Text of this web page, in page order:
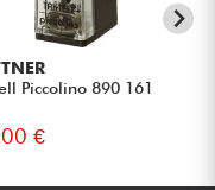
Piccolino 890 161
€